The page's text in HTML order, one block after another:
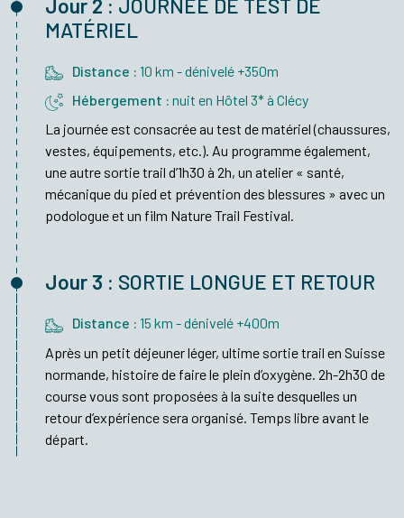
Jour 2 : JOURNÉE DE TEST DE
MATÉRIEL
Distance : 10 km - dénivelé +350m
Hébergement : nuit en Hôtel 3* à Clécy
La journée est consacrée au test de matériel (chaussures,
vestes, équipements, etc.). Au programme également,
une autre sortie trail d’1h30 à 2h, un atelier « santé,
mécanique du pied et prévention des blessures » avec un
podologue et un film Nature Trail Festival.
Jour 3 : SORTIE LONGUE ET RETOUR
Distance : 15 km - dénivelé +400m
Après un petit déjeuner léger, ultime sortie trail en Suisse
normande, histoire de faire le plein d’oxygène. 2h-2h30 de
course vous sont proposées à la suite desquelles un
retour d’expérience sera organisé. Temps libre avant le
départ.